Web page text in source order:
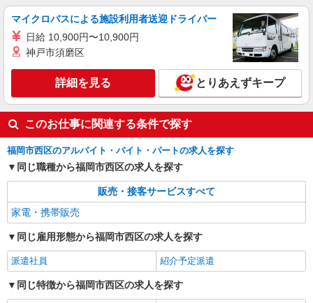
゜+゜・。○。・゜+゜・。○。・゜+゜ 入社祝い金
10万円支給(規定有) お友達を紹介頂くと, インセン
ティブ支給(規定有) ゜・。○。・゜+゜・。
○。・゜+゜
福岡県福岡市西区のsoftbankショップ
キープ 詳細を見る
マイクロバスによる施設利用者送迎ドライバー
日給 10,900円〜10,900円
神戸市須磨区
詳細を見る とりあえずキープ
このお仕事に関連する条件で探す
福岡市西区のアルバイト・バイト・パートの求人を探す
同じ職種から福岡市西区の求人を探す
販売・接客サービスすべて
家電・携帯販売
同じ雇用形態から福岡市西区の求人を探す
派遣社員 紹介予定派遣
同じ特徴から福岡市西区の求人を探す